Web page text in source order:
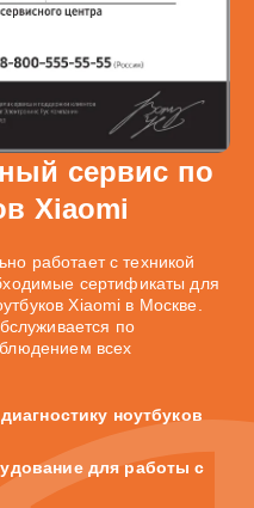
сервис по
Xiaomi
работает с техникой
сертификаты для
Xiaomi в Москве.
по
всех
ноутбуков
для работы с